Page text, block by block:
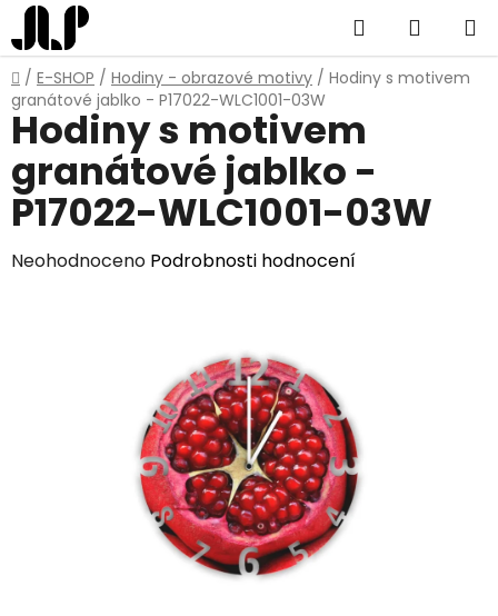
Přejít
na
obsah
Hledat
KOŠÍK
Domů
/ E-SHOP / Hodiny - obrazové motivy / Hodiny s motivem
granátové jablko - P17022-WLC1001-03W
Hodiny s motivem
granátové jablko -
P17022-WLC1001-03W
Průměrné
Neohodnoceno Podrobnosti hodnocení